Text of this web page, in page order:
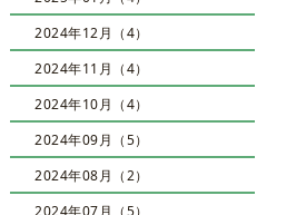
2024年12月（4）
2024年11月（4）
2024年10月（4）
2024年09月（5）
2024年08月（2）